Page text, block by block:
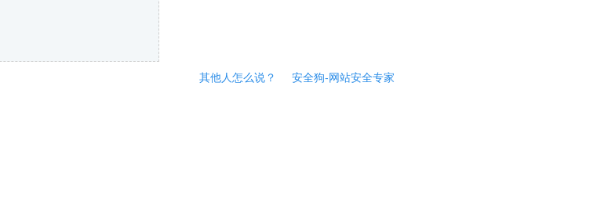
其他人怎么说？ 安全狗-网站安全专家